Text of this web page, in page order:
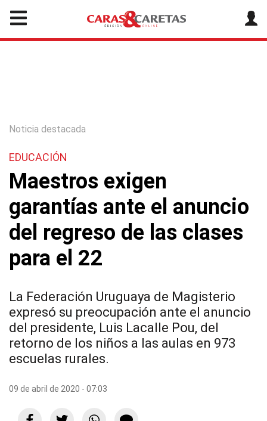
Noticia destacada
EDUCACIÓN
Maestros exigen
garantías ante el anuncio
del regreso de las clases
para el 22
La Federación Uruguaya de Magisterio
expresó su preocupación ante el anuncio
del presidente, Luis Lacalle Pou, del
retorno de los niños a las aulas en 973
escuelas rurales.
09 de abril de 2020 - 07:03